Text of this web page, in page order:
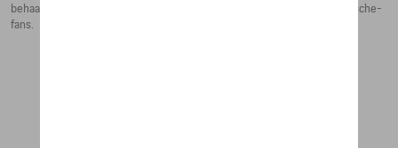
behaalde in de 24 uur van Le Mans. Ook ideaal als cadeau voor alle Porsche-
fans.